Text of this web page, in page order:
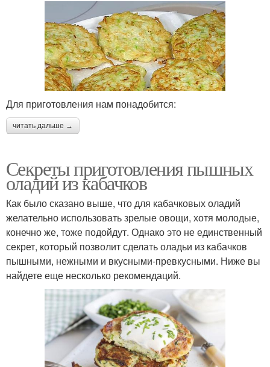
Для приготовления нам понадобится:
читать дальше →
Секреты приготовления пышных
оладий из кабачков
Как было сказано выше, что для кабачковых оладий
желательно использовать зрелые овощи, хотя молодые,
конечно же, тоже подойдут. Однако это не единственный
секрет, который позволит сделать оладьи из кабачков
пышными, нежными и вкусными-превкусными. Ниже вы
найдете еще несколько рекомендаций.